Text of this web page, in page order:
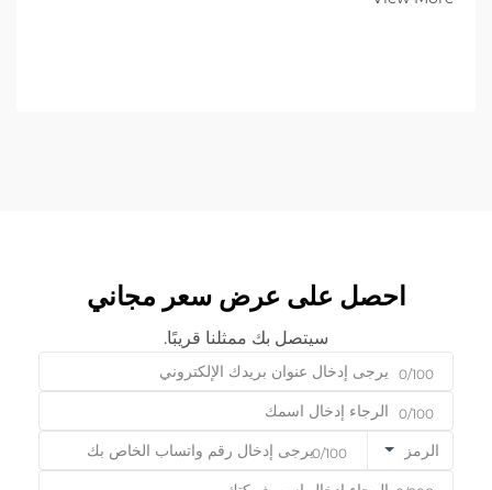
أرضية المصنع تُحدِّد...
احصل على عرض سعر مجاني
سيتصل بك ممثلنا قريبًا.
0/100
0/100
الرمز 0/100